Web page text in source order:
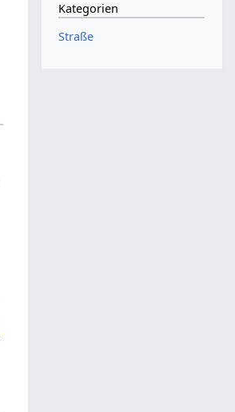
Kategorien
Straße